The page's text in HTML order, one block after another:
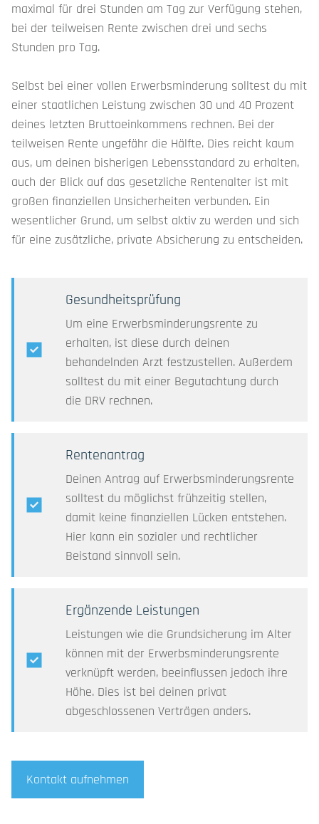
maximal für drei Stunden am Tag zur Verfügung stehen,
bei der teilweisen Rente zwischen drei und sechs
Stunden pro Tag.
Selbst bei einer vollen Erwerbsminderung solltest du mit
einer staatlichen Leistung zwischen 30 und 40 Prozent
deines letzten Bruttoeinkommens rechnen. Bei der
teilweisen Rente ungefähr die Hälfte. Dies reicht kaum
aus, um deinen bisherigen Lebensstandard zu erhalten,
auch der Blick auf das gesetzliche Rentenalter ist mit
großen finanziellen Unsicherheiten verbunden. Ein
wesentlicher Grund, um selbst aktiv zu werden und sich
für eine zusätzliche, private Absicherung zu entscheiden.
Gesundheitsprüfung
Um eine Erwerbsminderungsrente zu
erhalten, ist diese durch deinen
behandelnden Arzt festzustellen. Außerdem
solltest du mit einer Begutachtung durch
die DRV rechnen.
Rentenantrag
Deinen Antrag auf Erwerbsminderungsrente
solltest du möglichst frühzeitig stellen,
damit keine finanziellen Lücken entstehen.
Hier kann ein sozialer und rechtlicher
Beistand sinnvoll sein.
Ergänzende Leistungen
Leistungen wie die Grundsicherung im Alter
können mit der Erwerbsminderungsrente
verknüpft werden, beeinflussen jedoch ihre
Höhe. Dies ist bei deinen privat
abgeschlossenen Verträgen anders.
Kontakt aufnehmen